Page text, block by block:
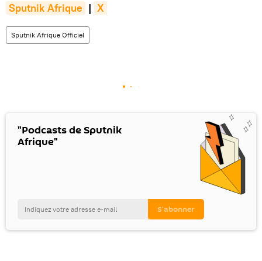
Sputnik Afrique | X
Sputnik Afrique Officiel
"Podcasts de Sputnik
Afrique"